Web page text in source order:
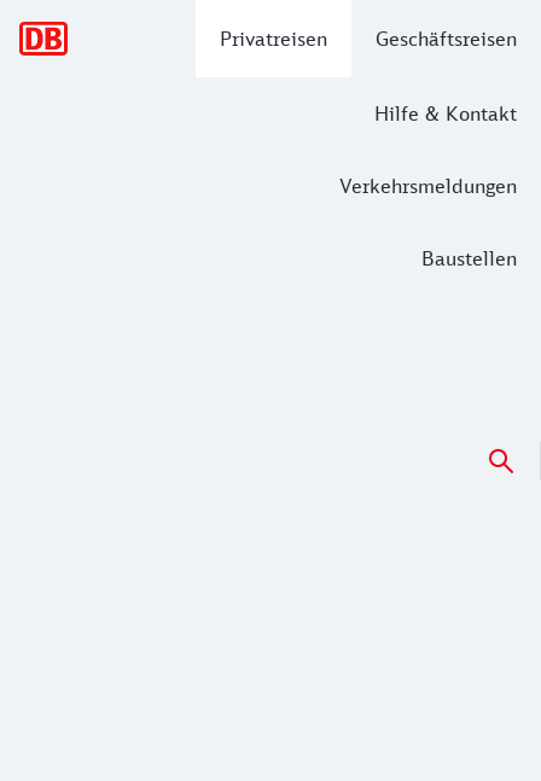
Privatreisen Geschäftsreisen
Hilfe & Kontakt
Verkehrsmeldungen
Baustellen